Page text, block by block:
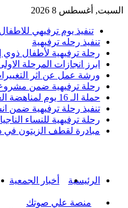
السبت, أغسطس 8 2026
تحديثات تنفيذ يوم ترفيهي
تنفيذ رحله ترفيهية
رحلة ترفيهية لأطفال ذوي
ابرز انجازات المرحلة
ورشة عمل عن اثر
رحلة ترفيهية ضمن
حملة الـ 16 يوم لمناهضة العنف ضد المرأة
تنفيذ رحلة ترفيهية ضمن
رحلة ترفيهية للنساء
مبادرة لقطف الزيتون في
الرئيسية أخبار الجمعية
منصة علي صوتك